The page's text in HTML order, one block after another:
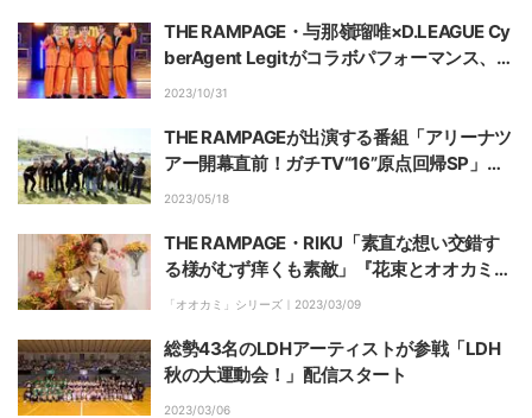
THE RAMPAGE・与那嶺瑠唯×D.LEAGUE Cy
berAgent Legitがコラボパフォーマンス、本
気のポップダンスを披露
2023/10/31
THE RAMPAGEが出演する番組「アリーナツ
アー開幕直前！ガチTV“16”原点回帰SP」配
信スタート
2023/05/18
THE RAMPAGE・RIKU「素直な想い交錯す
る様がむず痒くも素敵」『花束とオオカミち
ゃんには騙されない』の第2話のスペシャル
「オオカミ」シリーズ｜ 2023/03/09
総勢43名のLDHアーティストが参戦「LDH
秋の大運動会！」配信スタート
2023/03/06